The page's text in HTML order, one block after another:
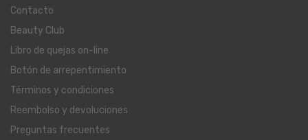
Contacto
Beauty Club
Libro de quejas on-line
Botón de arrepentimiento
Términos y condiciones
Reembolso y devoluciones
Preguntas frecuentes